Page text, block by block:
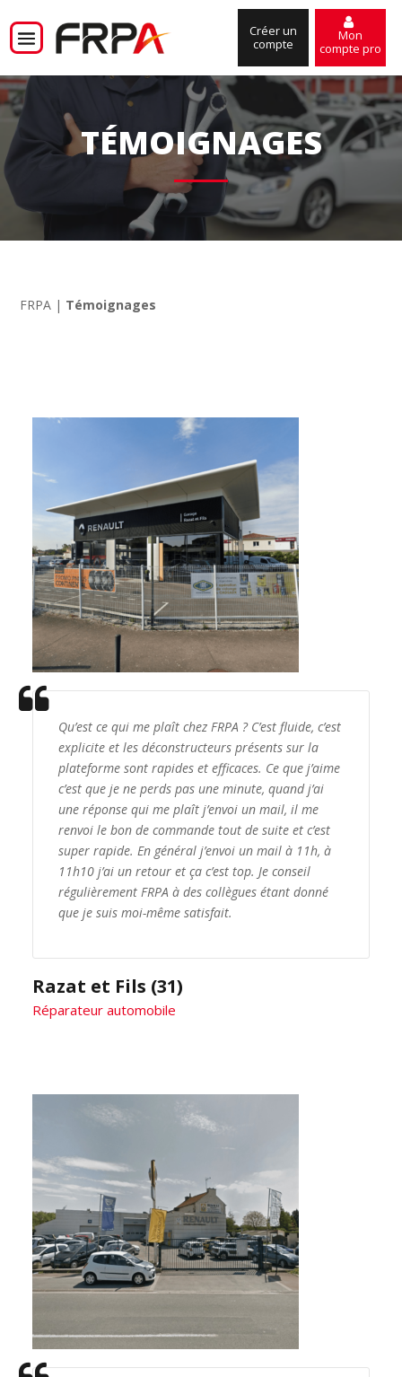
Créer un
compte
Mon
compte pro
TÉMOIGNAGES
FRPA | Témoignages
Qu’est ce qui me plaît chez FRPA ? C’est fluide, c’est
explicite et les déconstructeurs présents sur la
plateforme sont rapides et efficaces. Ce que j’aime
c’est que je ne perds pas une minute, quand j’ai
une réponse qui me plaît j’envoi un mail, il me
renvoi le bon de commande tout de suite et c’est
super rapide. En général j’envoi un mail à 11h, à
11h10 j’ai un retour et ça c’est top. Je conseil
régulièrement FRPA à des collègues étant donné
que je suis moi-même satisfait.
Razat et Fils (31)
Réparateur automobile